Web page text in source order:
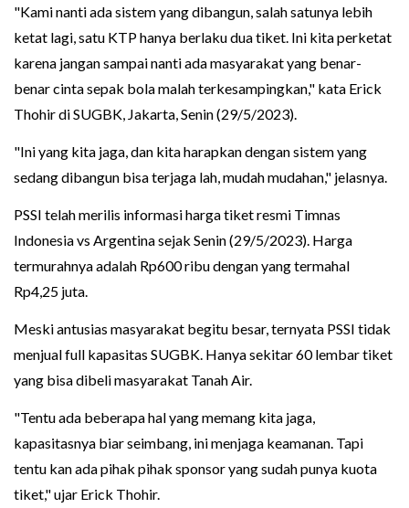
"Kami nanti ada sistem yang dibangun, salah satunya lebih
ketat lagi, satu KTP hanya berlaku dua tiket. Ini kita perketat
karena jangan sampai nanti ada masyarakat yang benar-
benar cinta sepak bola malah terkesampingkan," kata Erick
Thohir di SUGBK, Jakarta, Senin (29/5/2023).
"Ini yang kita jaga, dan kita harapkan dengan sistem yang
sedang dibangun bisa terjaga lah, mudah mudahan," jelasnya.
PSSI telah merilis informasi harga tiket resmi Timnas
Indonesia vs Argentina sejak Senin (29/5/2023). Harga
termurahnya adalah Rp600 ribu dengan yang termahal
Rp4,25 juta.
Meski antusias masyarakat begitu besar, ternyata PSSI tidak
menjual full kapasitas SUGBK. Hanya sekitar 60 lembar tiket
yang bisa dibeli masyarakat Tanah Air.
"Tentu ada beberapa hal yang memang kita jaga,
kapasitasnya biar seimbang, ini menjaga keamanan. Tapi
tentu kan ada pihak pihak sponsor yang sudah punya kuota
tiket," ujar Erick Thohir.